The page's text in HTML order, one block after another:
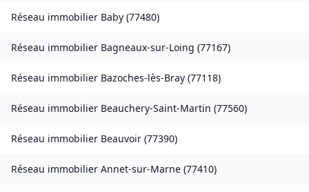
Réseau immobilier Baby (77480)
Réseau immobilier Bagneaux-sur-Loing (77167)
Réseau immobilier Bazoches-lès-Bray (77118)
Réseau immobilier Beauchery-Saint-Martin (77560)
Réseau immobilier Beauvoir (77390)
Réseau immobilier Annet-sur-Marne (77410)